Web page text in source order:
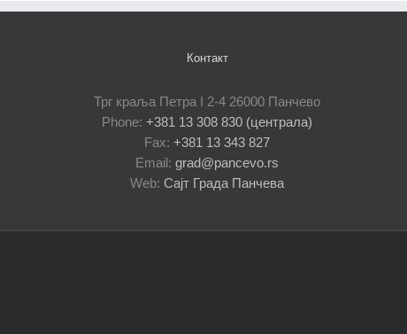
Контакт
Трг краља Петра I 2-4 26000 Панчево
Phone: +381 13 308 830 (централа)
Fax: +381 13 343 827
Email: grad@pancevo.rs
Web: Сајт Града Панчева